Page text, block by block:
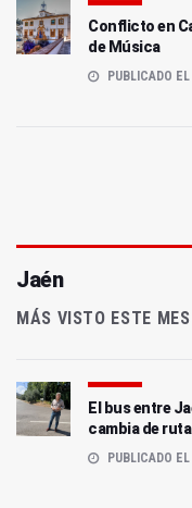
Conflicto en
de Música
PUBLICADO
Jaén
MÁS VISTO ESTE MES
El bus entre
cambia de ruta
PUBLICADO